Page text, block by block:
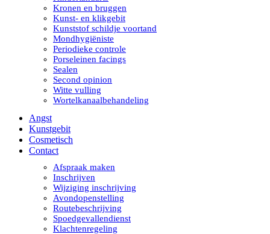
Kronen en bruggen
Kunst- en klikgebit
Kunststof schildje voortand
Mondhygiëniste
Periodieke controle
Porseleinen facings
Sealen
Second opinion
Witte vulling
Wortelkanaalbehandeling
Angst
Kunstgebit
Cosmetisch
Contact
Afspraak maken
Inschrijven
Wijziging inschrijving
Avondopenstelling
Routebeschrijving
Spoedgevallendienst
Klachtenregeling